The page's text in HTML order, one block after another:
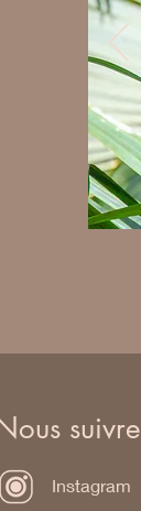
suivre
Instagram